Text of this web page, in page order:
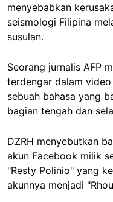
menyebabkan
seismologi Filipina
susulan.
Seorang jurnalis AFP
terdengar dalam
sebuah bahasa yang
bagian tengah dan
DZRH menyebutkan
akun Facebook milik
"Resty Polinio" yang
akunnya menjadi